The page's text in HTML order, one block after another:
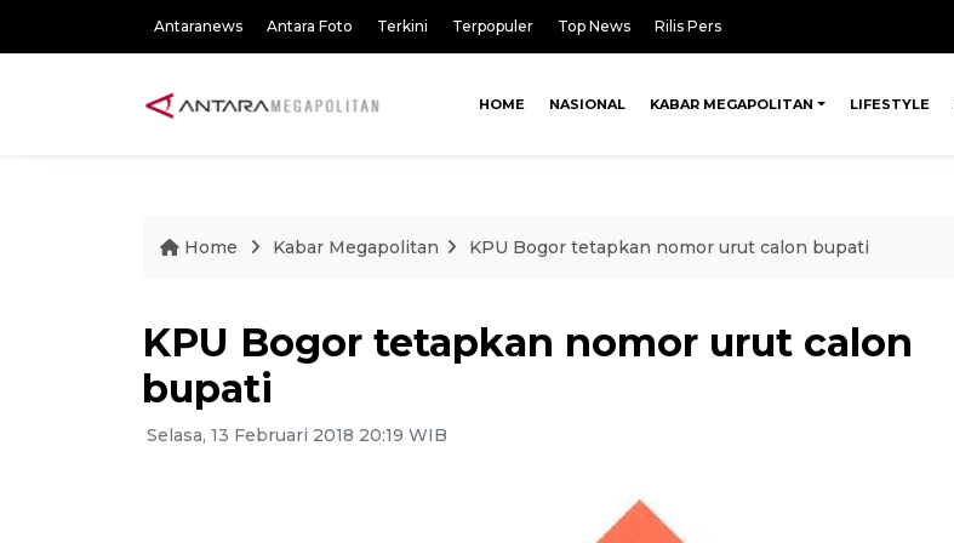
Antaranews Antara Foto Terkini Terpopuler Top News Rilis Pers
HOME NASIONAL KABAR MEGAPOLITAN LIFESTYLE
Home Kabar Megapolitan KPU Bogor tetapkan nomor urut calon bupati
KPU Bogor tetapkan nomor urut calon
bupati
Selasa, 13 Februari 2018 20:19 WIB